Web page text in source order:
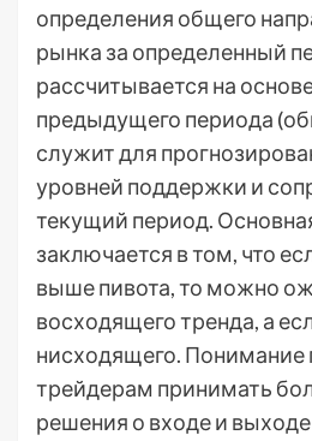
определения общего
рынка за определенный
рассчитывается на
предыдущего периода
служит для
уровней поддержки и
текущий период.
заключается в том, что
выше пивота, то можно
восходящего тренда, а
нисходящего. Понимание
трейдерам принимать
решения о входе и